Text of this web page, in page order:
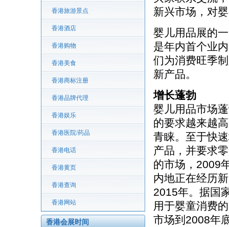
香港旅游景点
香港酒店
香港购物
香港美食
香港商标注册
香港品牌代理
香港娱乐
香港医院/药品
香港电话
香港黄页
香港查询
香港网站
香港会展时间
新兴市场，对
婴儿用品展的
是年内首个业
们为消费旺季
新产品。
增长蓬勃
婴儿用品市场
的要求越来越
青睐。至于快
产品，并要求
的市场，2009
内地正在经历
2015年。据国
用于婴童消费
市场到2008年